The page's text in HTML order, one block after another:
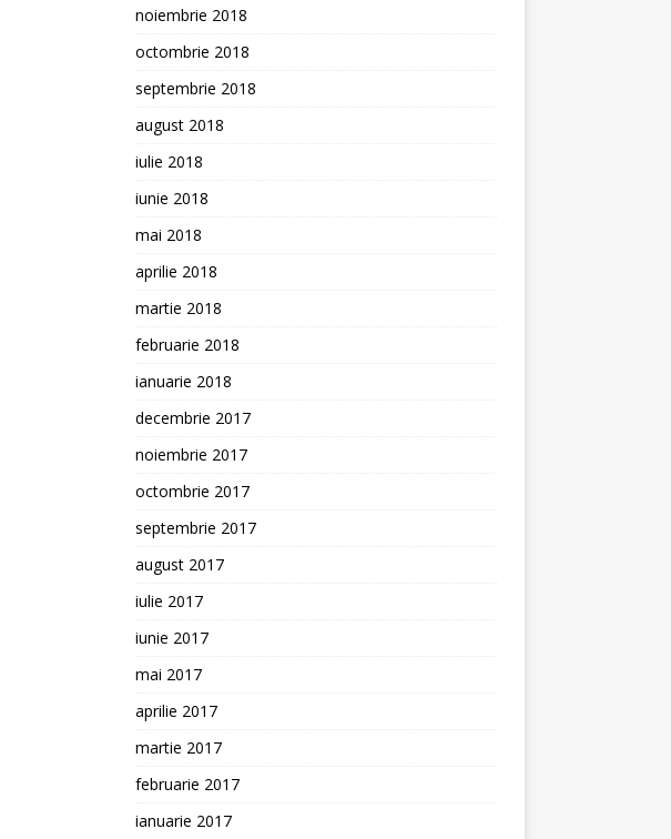
noiembrie 2018
octombrie 2018
septembrie 2018
august 2018
iulie 2018
iunie 2018
mai 2018
aprilie 2018
martie 2018
februarie 2018
ianuarie 2018
decembrie 2017
noiembrie 2017
octombrie 2017
septembrie 2017
august 2017
iulie 2017
iunie 2017
mai 2017
aprilie 2017
martie 2017
februarie 2017
ianuarie 2017